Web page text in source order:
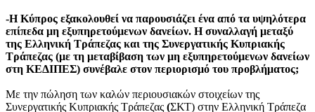
-Η Κύπρος εξακολουθεί να παρουσιάζει ένα από τα υψηλότερα
επίπεδα μη εξυπηρετούμενων δανείων. Η συναλλαγή μεταξύ
της Ελληνική Τράπεζας και της Συνεργατικής Κυπριακής
Τράπεζας (με τη μεταβίβαση των μη εξυπηρετούμενων δανείων
στη ΚΕΔΙΠΕΣ) συνέβαλε στον περιορισμό του προβλήματος;
Με την πώληση των καλών περιουσιακών στοιχείων της
Συνεργατικής Κυπριακής Τράπεζας (ΣΚΤ) στην Ελληνική Τράπεζα